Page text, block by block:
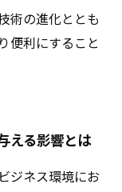
術の進化ととも
便利にすること
える影響とは
ジネス環境にお